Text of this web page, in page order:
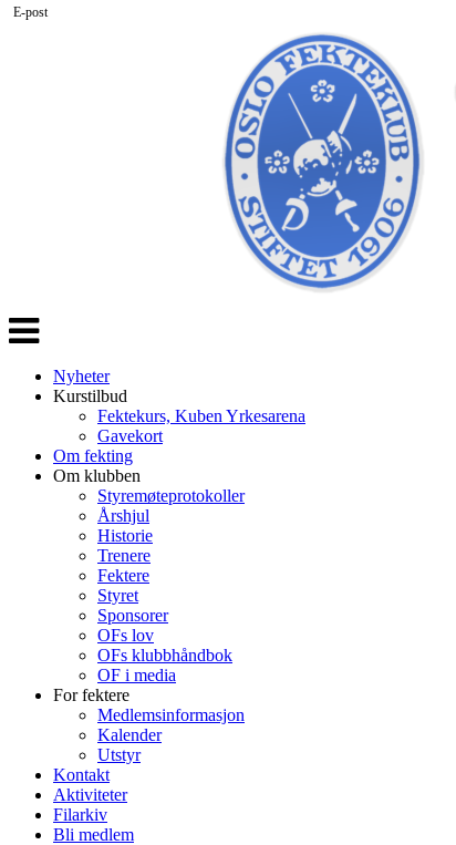
Veksle
navigasjon
Nyheter
Kurstilbud
Fektekurs, Kuben Yrkesarena
Gavekort
Om fekting
Om klubben
Styremøteprotokoller
Årshjul
Historie
Trenere
Fektere
Styret
Sponsorer
OFs lov
OFs klubbhåndbok
OF i media
For fektere
Medlemsinformasjon
Kalender
Utstyr
Kontakt
Aktiviteter
Filarkiv
Bli medlem
E-post